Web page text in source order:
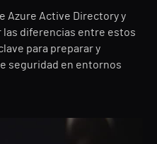
Azure Active Directory y
las diferencias entre estos
para preparar y
seguridad en entornos